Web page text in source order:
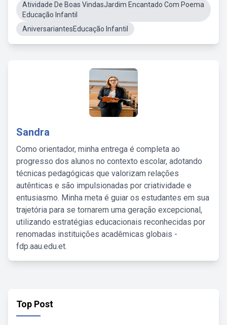
Atividade De Boas VindasJardim Encantado Com Poema
Educação Infantil
AniversariantesEducação Infantil
Sandra
Como orientador, minha entrega é completa ao
progresso dos alunos no contexto escolar, adotando
técnicas pedagógicas que valorizam relações
autênticas e são impulsionadas por criatividade e
entusiasmo. Minha meta é guiar os estudantes em sua
trajetória para se tornarem uma geração excepcional,
utilizando estratégias educacionais reconhecidas por
renomadas instituições acadêmicas globais -
fdp.aau.edu.et.
Top Post